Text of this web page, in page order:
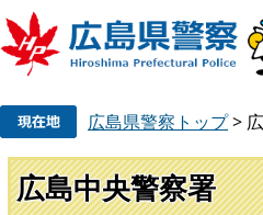
の
先
ー
を
広島県警察トップ>
広島中央警察署